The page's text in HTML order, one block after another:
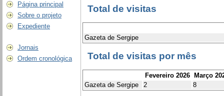
Página principal
Sobre o projeto
Expediente
Jornais
Ordem cronológica
Total de visitas
Gazeta de Sergipe
Total de visitas por mês
Fevereiro 2026 Março
Gazeta de Sergipe
2 8